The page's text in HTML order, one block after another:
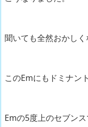
ー
聞いても全然おかしく
このEmにもドミナン
Emの5度上のセブン